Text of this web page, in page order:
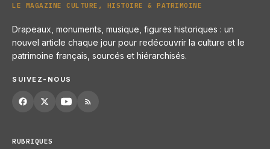
LE MAGAZINE CULTURE, HISTOIRE & PATRIMOINE
Drapeaux, monuments, musique, figures historiques : un
nouvel article chaque jour pour redécouvrir la culture et le
patrimoine français, sourcés et hiérarchisés.
SUIVEZ-NOUS
RUBRIQUES